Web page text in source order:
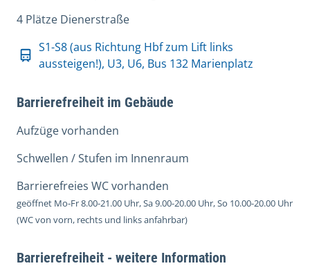
4 Plätze Dienerstraße
S1-S8 (aus Richtung Hbf zum Lift links
aussteigen!), U3, U6, Bus 132 Marienplatz
Barrierefreiheit im Gebäude
Aufzüge vorhanden
Schwellen / Stufen im Innenraum
Barrierefreies WC vorhanden
geöffnet Mo-Fr 8.00-21.00 Uhr, Sa 9.00-20.00 Uhr, So 10.00-20.00 Uhr
(WC von vorn, rechts und links anfahrbar)
Barrierefreiheit - weitere Information